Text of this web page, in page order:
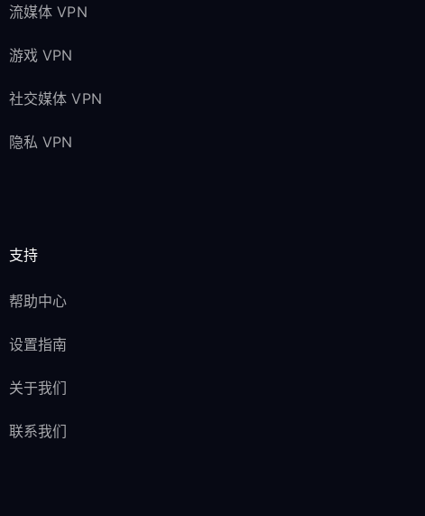
流媒体 VPN
游戏 VPN
社交媒体 VPN
隐私 VPN
支持
帮助中心
设置指南
关于我们
联系我们